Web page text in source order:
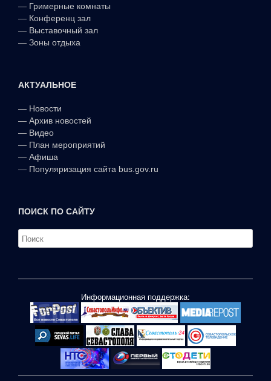
— Гримерные комнаты
— Конференц зал
— Выставочный зал
— Зоны отдыха
АКТУАЛЬНОЕ
— Новости
— Архив новостей
— Видео
— План мероприятий
— Афиша
— Популяризация сайта bus.gov.ru
ПОИСК ПО САЙТУ
Информационная поддержка: